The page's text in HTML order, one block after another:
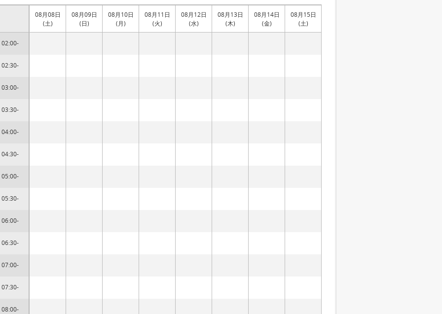
02:00-
02:30-
03:00-
03:30-
04:00-
04:30-
05:00-
05:30-
06:00-
06:30-
07:00-
07:30-
08:00-
08月08日
(土)
08月09日
(日)
08月10日
(月)
08月11日
(火)
08月12日
(水)
08月13日
(木)
08月14日
(金)
08月15日
(土)